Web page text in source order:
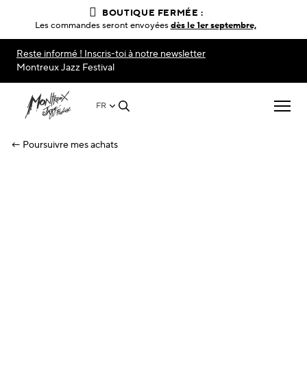
Reste informé ! Inscris-toi à notre newsletter
Montreux Jazz Festival
FR
← Poursuivre mes achats
BOUTIQUE FERMÉE :
Les commandes seront envoyéesdès le 1er septembre,